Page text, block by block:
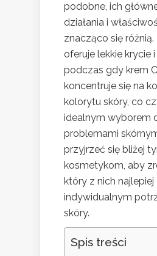
podobne, ich
działania i
znacząco się różnią.
oferuje lekkie krycie
podczas gdy krem
koncentruje się na
kolorytu skóry, co
idealnym wyborem
problemami
przyjrzeć się bliżej
kosmetykom, aby
który z nich
indywidualnym
skóry.
Spis treści